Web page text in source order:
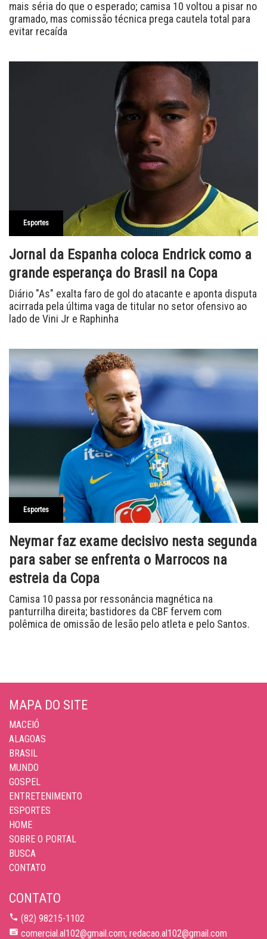
mais séria do que o esperado; camisa 10 voltou a pisar no
gramado, mas comissão técnica prega cautela total para
evitar recaída
Esportes
Jornal da Espanha coloca Endrick como a
grande esperança do Brasil na Copa
Diário "As" exalta faro de gol do atacante e aponta disputa
acirrada pela última vaga de titular no setor ofensivo ao
lado de Vini Jr e Raphinha
Esportes
Neymar faz exame decisivo nesta segunda
para saber se enfrenta o Marrocos na
estreia da Copa
Camisa 10 passa por ressonância magnética na
panturrilha direita; bastidores da CBF fervem com
polêmica de omissão de lesão pelo atleta e pelo Santos.
MAPA DO SITE
MACEIÓ
ALAGOAS
BRASIL
MUNDO
GOSPEL
ENTRETENIMENTO
ESPORTES
HOME
SOBRE O PORTAL
BUSCA
CONTATO
CONTATO
(82) 98215-1102
comercial.al102@gmail.com; redacao.al102@gmail.com